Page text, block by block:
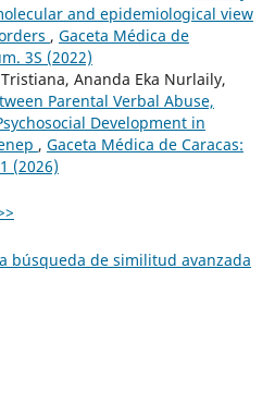
and epidemiological view
, Gaceta Médica de
3S (2022)
Ananda Eka Nurlaily,
Parental Verbal Abuse,
Development in
, Gaceta Médica de Caracas:
(2026)
búsqueda de similitud avanzada